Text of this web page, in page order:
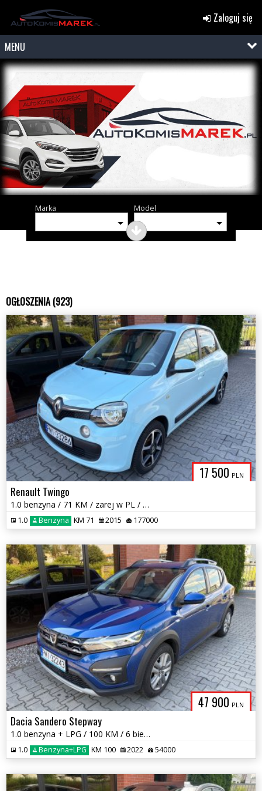
Zaloguj się
MENU
Marka Model
OGŁOSZENIA (923)
17 500 PLN
Renault Twingo
1.0 benzyna / 71 KM / zarej w PL / zadbany / możliwa zamiana
1.0 Benzyna KM 71 2015 177000
47 900 PLN
Dacia Sandero Stepway
1.0 benzyna + LPG / 100 KM / 6 biegów / zarej w PL / zadbany / zamiana
1.0 Benzyna+LPG KM 100 2022 54000